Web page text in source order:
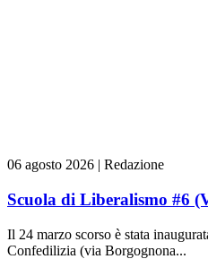
06 agosto 2026 | Redazione
Scuola di Liberalismo #6
Il 24 marzo scorso è stata
Confedilizia (via Borgognona...